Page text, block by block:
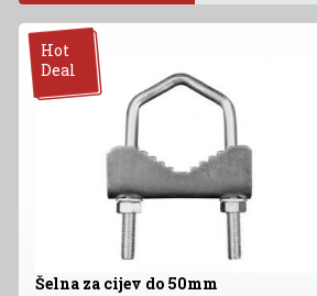
Hot
Deal
Šelna za cijev do 50mm